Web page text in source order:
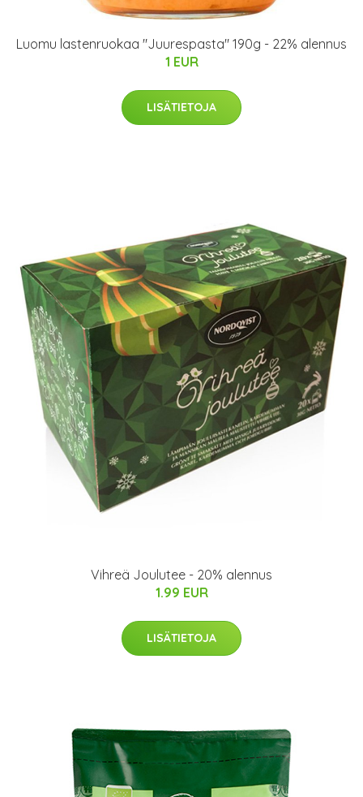
Luomu lastenruokaa "Juurespasta" 190g - 22% alennus
1 EUR
LISÄTIETOJA
Vihreä Joulutee - 20% alennus
1.99 EUR
LISÄTIETOJA